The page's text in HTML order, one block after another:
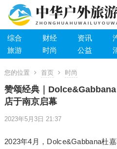
综合 财经 资讯
旅游
时尚 公益
您的位置 首页 时尚
赞颂经典｜
店于南京启幕
2023年5月3日 21:37
2023年4月，Dolce&Gabbana杜